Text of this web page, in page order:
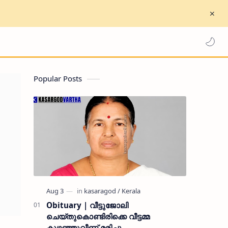
Popular Posts
Obituary | വീട്ടുജോലി
ചെയ്തുകൊണ്ടിരിക്കെ വീട്ടമ്മ